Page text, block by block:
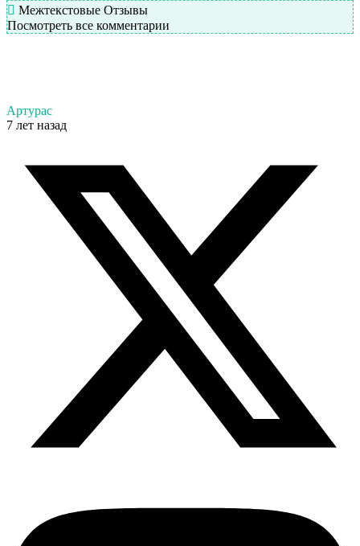
Межтекстовые Отзывы
Посмотреть все комментарии
Артурас
7 лет назад